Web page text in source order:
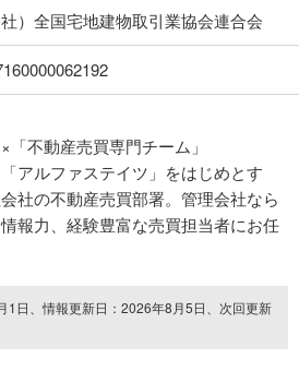
社）全国宅地建物取引業協会連合会
「不動産売買専門チーム」
アルファステイツ」をはじめとす
社の不動産売買部署。管理会社なら
報力、経験豊富な売買担当者にお任
1日、情報更新日：2026年8月5日、次回更新